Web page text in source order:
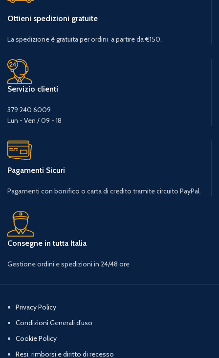
Ottieni spedizioni gratuite
La spedizione è gratuita per ordini a partire da €150.
Servizio clienti
379 240 6009
Lun - Ven / 09 - 18
Pagamenti Sicuri
Pagamenti con bonifico o carta di credito tramite circuito PayPal.
Consegne in tutta Italia
Gestione ordini e spedizioni in 24/48 ore
Privacy Policy
Condizioni Generali d’uso
Cookie Policy
Resi, rimborsi e diritto di recesso